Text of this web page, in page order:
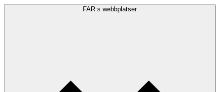
FAR:s webbplatser